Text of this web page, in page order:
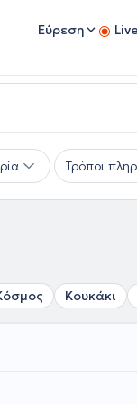
Εύρεση
Τρόποι
Κουκάκι